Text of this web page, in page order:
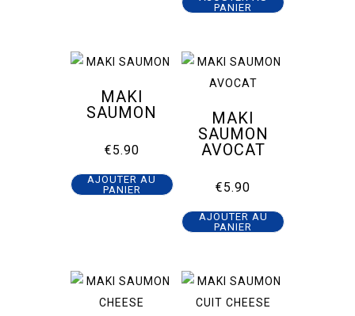
PANIER
MAKI
SAUMON
€5.90
AJOUTER AU
PANIER
MAKI
SAUMON
AVOCAT
€5.90
AJOUTER AU
PANIER